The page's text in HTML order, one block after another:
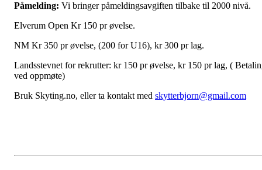
Påmelding: Vi bringer påmeldingsavgiften tilbake til 2000 nivå.
Elverum Open Kr 150 pr øvelse.
NM Kr 350 pr øvelse, (200 for U16), kr 300 pr lag.
Landsstevnet for rekrutter: kr 150 pr øvelse, kr 150 pr lag, (
ved oppmøte)
Bruk Skyting.no, eller ta kontakt med skytterbjorn@gmail.com